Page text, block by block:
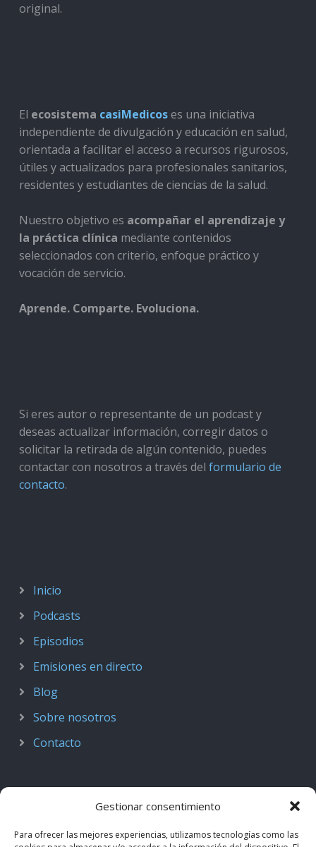
Gestionar consentimiento
Para ofrecer las mejores experiencias, utilizamos tecnologías como las
original.
El ecosistema casiMedicoses una iniciativa
independiente de divulgación y educación en salud,
orientada a facilitar el acceso a recursos rigurosos,
útiles y actualizados para profesionales sanitarios,
residentes y estudiantes de ciencias de la salud.
Nuestro objetivo es acompañar el aprendizaje y
la práctica clínica mediante contenidos
seleccionados con criterio, enfoque práctico y
vocación de servicio.
Aprende. Comparte. Evoluciona.
Si eres autor o representante de un podcast y
deseas actualizar información, corregir datos o
solicitar la retirada de algún contenido, puedes
contactar con nosotros a través del formulario de
contacto.
Inicio
Podcasts
Episodios
Emisiones en directo
Blog
Sobre nosotros
Contacto